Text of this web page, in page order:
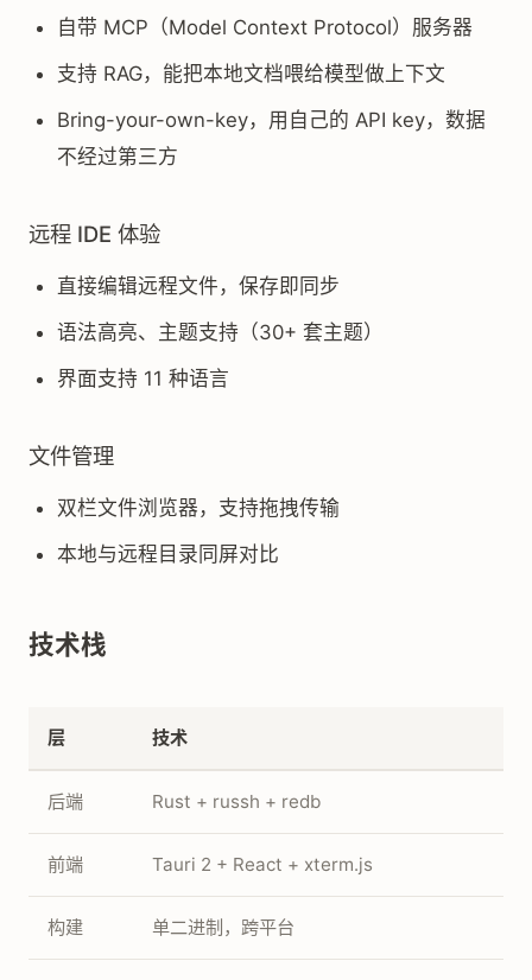
自带 MCP（Model Context Protocol）服务器
支持 RAG，能把本地文档喂给模型做上下文
Bring-your-own-key，用自己的 API key，数据
不经过第三方
远程 IDE 体验
直接编辑远程文件，保存即同步
语法高亮、主题支持（30+ 套主题）
界面支持 11 种语言
文件管理
双栏文件浏览器，支持拖拽传输
本地与远程目录同屏对比
技术栈
层 技术
后端 Rust + russh + redb
前端 Tauri 2 + React + xterm.js
构建 单二进制，跨平台